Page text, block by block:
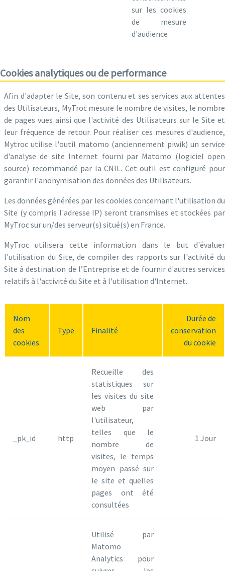
sur les cookies
de mesure
d'audience
Cookies analytiques ou de performance
Afin d'adapter le Site, son contenu et ses services aux attentes
des Utilisateurs, MyTroc mesure le nombre de visites, le nombre
de pages vues ainsi que l'activité des Utilisateurs sur le Site et
leur fréquence de retour. Pour réaliser ces mesures d'audience,
Mytroc utilise l'outil matomo (anciennement piwik) un service
d'analyse de site Internet fourni par Matomo (logiciel open
source) recommandé par la CNIL. Cet outil est configuré pour
garantir l'anonymisation des données des Utilisateurs.
Les données générées par les cookies concernant l'utilisation du
Site (y compris l'adresse IP) seront transmises et stockées par
MyTroc sur un/des serveur(s) situé(s) en France.
MyTroc utilisera cette information dans le but d'évaluer
l'utilisation du Site, de compiler des rapports sur l'activité du
Site à destination de l’Entreprise et de fournir d'autres services
relatifs à l'activité du Site et à l'utilisation d'Internet.
Nom
des
cookies
Type Finalité
Durée de
conservation
du cookie
_pk_id http
Recueille des
statistiques sur
les visites du site
web par
l'utilisateur,
telles que le
nombre de
visites, le temps
moyen passé sur
le site et quelles
pages ont été
consultées
1 Jour
Utilisé par
Matomo
Analytics pour